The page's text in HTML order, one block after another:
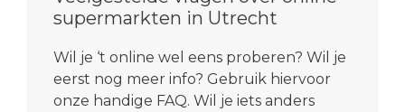
supermarkten in Utrecht
Wil je ‘t online wel eens proberen? Wil je
eerst nog meer info? Gebruik hiervoor
onze handige FAQ. Wil je iets anders